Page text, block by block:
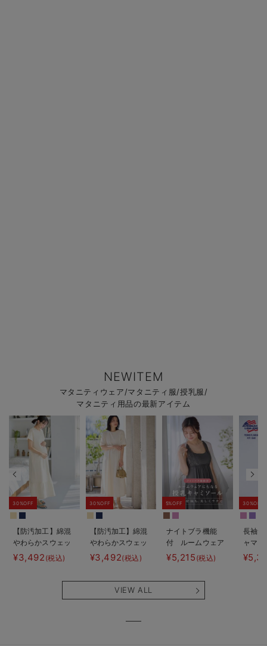
NEWITEM
マタニティウェア/マタニティ服/授乳服/
マタニティ用品の最新アイテム
30%OFF
【防汚加工】綿混
やわらかスウェッ
ト半袖ティアード
ネグリジェ マタ
¥3,492 (税込)
30%OFF
【防汚加工】綿混
やわらかスウェッ
ト半袖フレアワン
ピース マタニテ
も長く使える】
¥3,492(税込)
5%OFF
ナイトブラ機能
付 ルームウェア
にもなる授乳キャ
ミソール
¥5,215 (税込)
30%OFF
長袖サ
ャマ
ェー
VIEW ALL